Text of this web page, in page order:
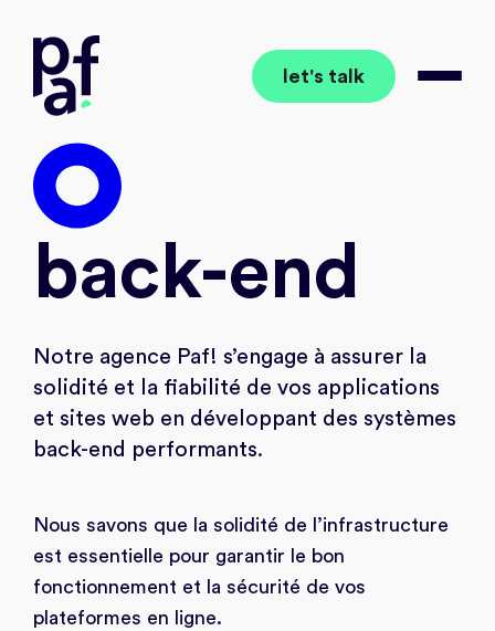
together to the wow
let's talk
back-end
Notre agence Paf! s’engage à assurer la
solidité et la fiabilité de vos applications
et sites web en développant des systèmes
back-end performants.
Nous savons que la solidité de l’infrastructure
est essentielle pour garantir le bon
fonctionnement et la sécurité de vos
plateformes en ligne.